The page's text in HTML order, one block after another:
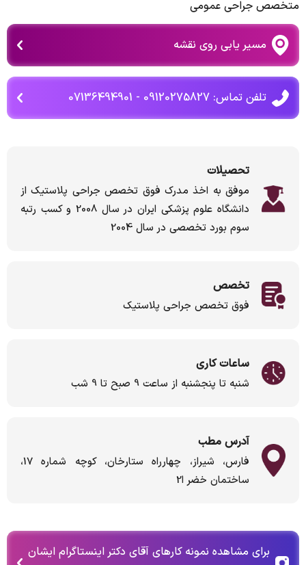
متخصص جراحی عمومی
مسیر یابی روی نقشه
تلفن تماس: 09120275827 - 07136494901
تحصیلات
موفق به اخذ مدرک فوق تخصص جراحی پلاستیک از
دانشگاه علوم پزشکی ایران در سال 2008 و کسب رتبه
سوم بورد تخصصی در سال 2004
تخصص
فوق تخصص جراحی پلاستیک
ساعات کاری
شنبه تا پنجشنبه از ساعت 9 صبح تا 9 شب
آدرس مطب
فارس، شیراز، چهارراه ستارخان، کوچه شماره 17،
ساختمان خضر ا2
برای مشاهده نمونه کارهای آقای دکتر اینستاگرام ایشان